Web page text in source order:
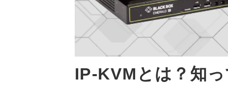
IP-KVMとは？知